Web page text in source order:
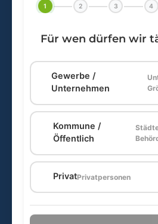
1 2 3 4
Für wen dürfen wir
Gewerbe /
Unternehmen
Kommune /
Öffentlich
PrivatPrivatpersonen